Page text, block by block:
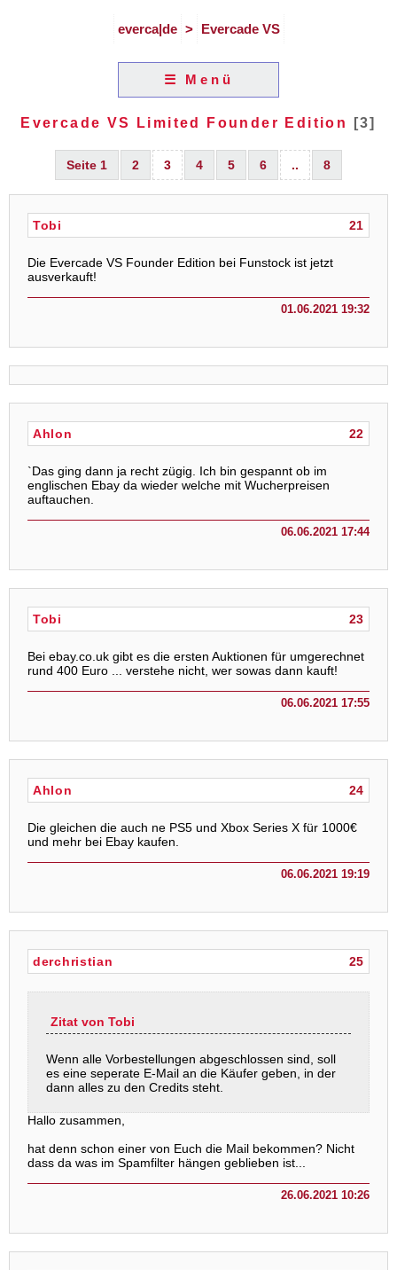
everca|de > Evercade VS
☰ Menü
Evercade VS Limited Founder Edition [3]
Seite 1 2 3 4 5 6 .. 8
21
Tobi
Die Evercade VS Founder Edition bei Funstock ist jetzt
ausverkauft!
01.06.2021 19:32
22
Ahlon
`Das ging dann ja recht zügig. Ich bin gespannt ob im
englischen Ebay da wieder welche mit Wucherpreisen
auftauchen.
06.06.2021 17:44
23
Tobi
Bei ebay.co.uk gibt es die ersten Auktionen für umgerechnet
rund 400 Euro ... verstehe nicht, wer sowas dann kauft!
06.06.2021 17:55
24
Ahlon
Die gleichen die auch ne PS5 und Xbox Series X für 1000€
und mehr bei Ebay kaufen.
06.06.2021 19:19
25
derchristian
Zitat von Tobi
Wenn alle Vorbestellungen abgeschlossen sind, soll
es eine seperate E-Mail an die Käufer geben, in der
dann alles zu den Credits steht.
Hallo zusammen,
hat denn schon einer von Euch die Mail bekommen? Nicht
dass da was im Spamfilter hängen geblieben ist...
26.06.2021 10:26